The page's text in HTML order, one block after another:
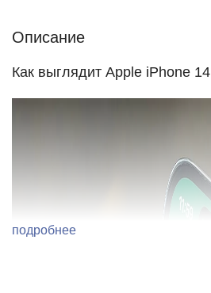
Описание
Как выглядит Apple iPhone 14
подробнее